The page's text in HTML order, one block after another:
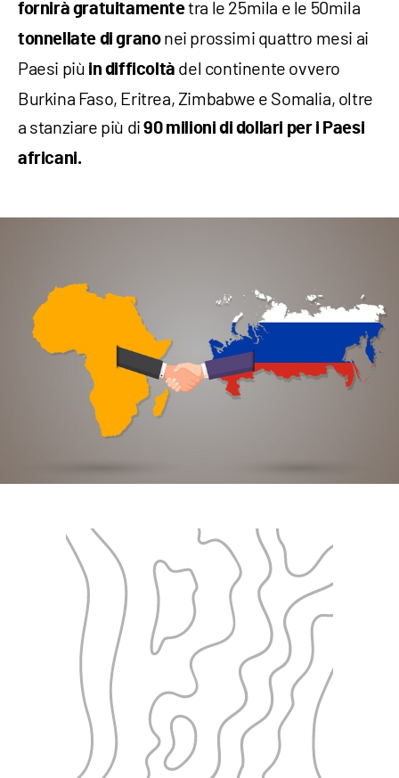
fornirà gratuitamentetra le 25mila e le 50mila
tonnellate di granonei prossimi quattro mesi ai
Paesi più in difficoltà del continente ovvero
Burkina Faso, Eritrea, Zimbabwe e Somalia, oltre
a stanziare più di 90 milioni di dollari per i Paesi
africani.